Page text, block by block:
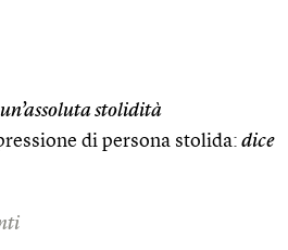
stolidità
di persona stolida: dice